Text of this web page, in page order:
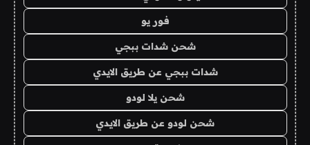
فور يو
شحن شدات ببجي
شدات ببجي عن طريق الايدي
شحن يلا لودو
شحن لودو عن طريق الايدي